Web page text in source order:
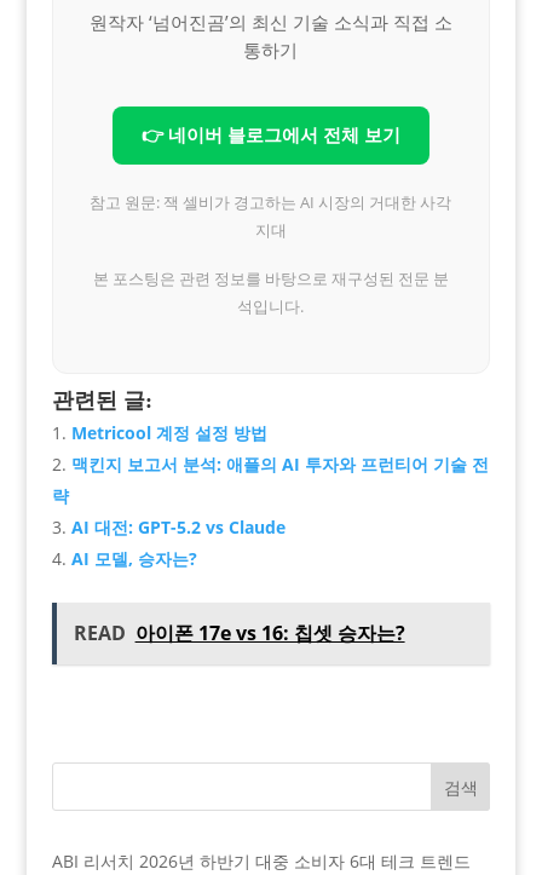
원작자 ‘넘어진곰’의 최신 기술 소식과 직접 소
통하기
👉 네이버 블로그에서 전체 보기
참고 원문: 잭 셀비가 경고하는 AI 시장의 거대한 사각
지대
본 포스팅은 관련 정보를 바탕으로 재구성된 전문 분
석입니다.
관련된 글:
Metricool 계정 설정 방법
맥킨지 보고서 분석: 애플의 AI 투자와 프런티어 기술 전
략
AI 대전: GPT-5.2 vs Claude
AI 모델, 승자는?
READ 아이폰 17e vs 16: 칩셋 승자는?
검색
ABI 리서치 2026년 하반기 대중 소비자 6대 테크 트렌드